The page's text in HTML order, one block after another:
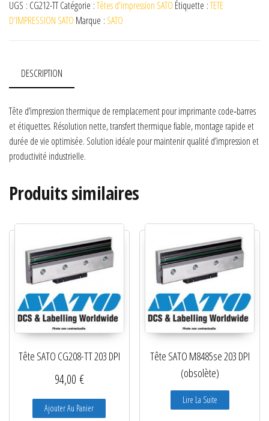
UGS : CG212-TTCatégorie :Têtes d'impression SATO Étiquette :TETE
D'IMPRESSION SATO Marque : SATO
DESCRIPTION
Tête d’impression thermique de remplacement pour imprimante code‑barres
et étiquettes. Résolution nette, transfert thermique fiable, montage rapide et
durée de vie optimisée. Solution idéale pour maintenir qualité d’impression et
productivité industrielle.
Produits similaires
Tête SATO CG208-TT 203 DPI
94,00 €
Ajouter Au Panier
Tête SATO M8485se 203 DPI
(obsolète)
Lire La Suite